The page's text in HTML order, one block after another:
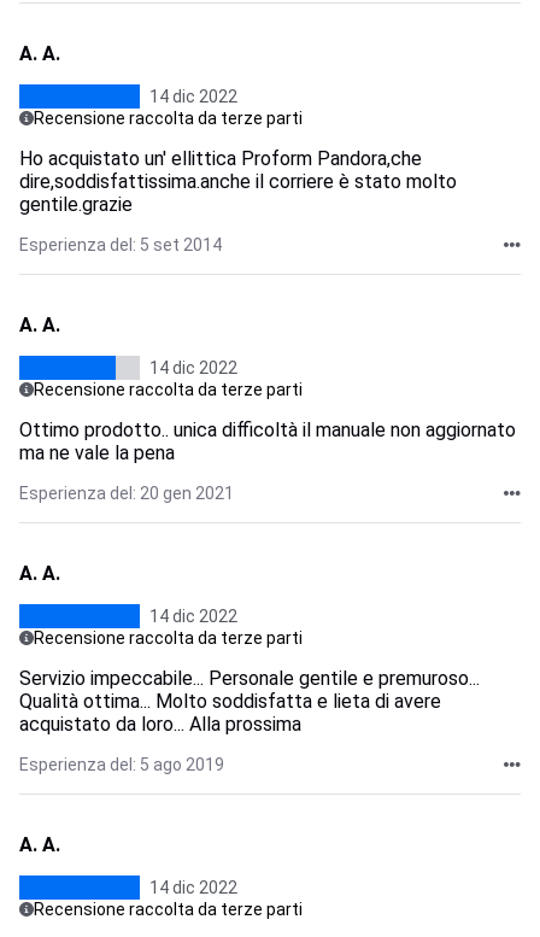
A. A.
14 dic 2022
Recensione raccolta da terze parti
Ho acquistato un' ellittica Proform Pandora,che
dire,soddisfattissima.anche il corriere è stato molto
gentile.grazie
Esperienza del: 5 set 2014
A. A.
14 dic 2022
Recensione raccolta da terze parti
Ottimo prodotto.. unica difficoltà il manuale non aggiornato
ma ne vale la pena
Esperienza del: 20 gen 2021
A. A.
14 dic 2022
Recensione raccolta da terze parti
Servizio impeccabile... Personale gentile e premuroso...
Qualità ottima... Molto soddisfatta e lieta di avere
acquistato da loro... Alla prossima
Esperienza del: 5 ago 2019
A. A.
14 dic 2022
Recensione raccolta da terze parti